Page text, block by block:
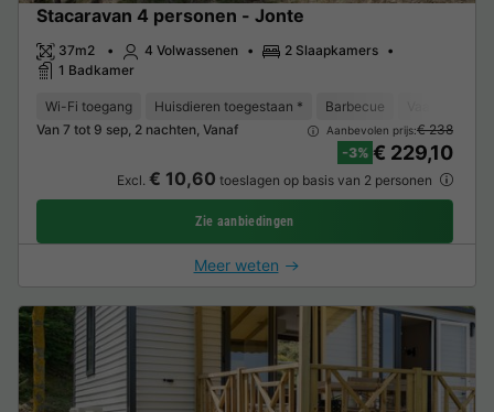
Stacaravan 4 personen - Jonte
37m2 4 Volwassenen
2 Slaapkamers
1 Badkamer
Wi-Fi toegang Huisdieren toegestaan * Barbecue
Van 7 tot 9 sep, 2 nachten, Vanaf
Aanbevolen prijs:€ 238
-3% € 229,10
Excl. € 10,60 toeslagen op basis van 2 personen
Zie aanbiedingen
Meer weten